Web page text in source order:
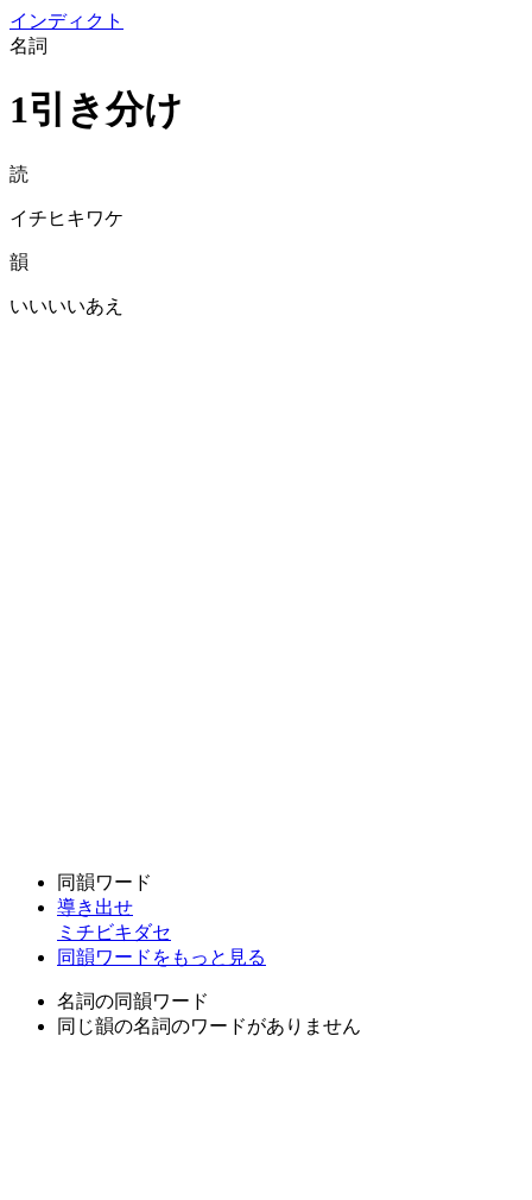
インディクト
名詞
1引き分け
読
イチヒキワケ
韻
いいいいあえ
同韻ワード
導き出せ
ミチビキダセ
同韻ワードをもっと見る
名詞の同韻ワード
同じ韻の名詞のワードがありません